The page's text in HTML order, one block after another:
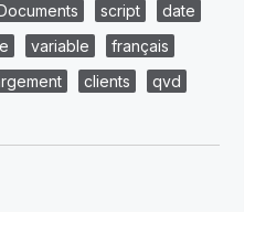
script
date
variable
français
clients
qvd